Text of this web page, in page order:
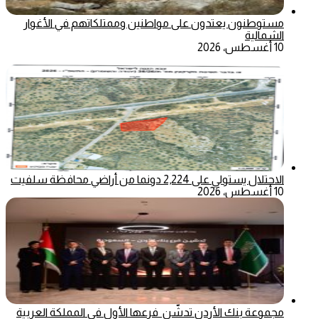
مستوطنون يعتدون على مواطنين وممتلكاتهم في الأغوار
الشمالية
10 أغسطس، 2026
الاحتلال يستولي على 2,224 دونما من أراضي محافظة سلفيت
10 أغسطس، 2026
مجموعة بنك الأردن تدشّن فرعها الأول في المملكة العربية